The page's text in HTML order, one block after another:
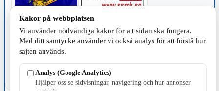
TILLVERKNING
Kakor på webbplatsen
Vi använder nödvändiga kakor för att sidan ska fungera.
Med ditt samtycke använder vi också analys för att förstå hur
sajten används.
Analys (Google Analytics)
Hjälper oss se sidvisningar, navigering och hur annonser